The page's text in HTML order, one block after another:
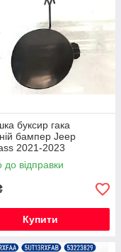
буксир гака
бампер Jeep
2021-2023
до відправки
Купити